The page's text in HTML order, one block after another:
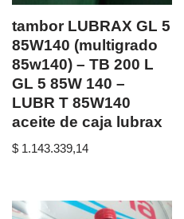
tambor LUBRAX GL 5
85W140 (multigrado
85w140) – TB 200 L
GL 5 85W 140 –
LUBR T 85W140
aceite de caja lubrax
$ 1.143.339,14